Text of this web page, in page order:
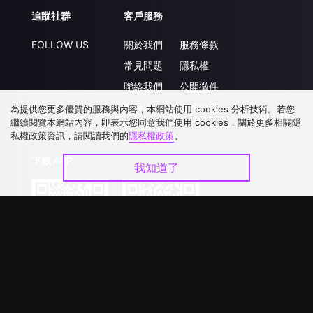
追蹤社群
FOLLOW US
客戶服務
關於我們
常見問題
聯絡我們
升級VIP
服務條款
隱私權
公開徵件
合作洽談
為提供您更多優質的服務與內容，本網站使用 cookies 分析技術。若您
繼續閱覽本網站內容，即表示您同意我們使用 cookies，關於更多相關隱
私權政策資訊，請閱讀我們的隱私權政策。
我知道了